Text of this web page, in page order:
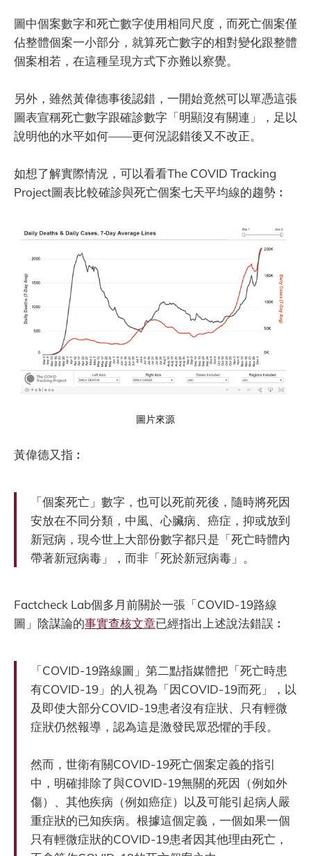
圖中個案數字和死亡數字使用相同尺度，而死亡個案僅
佔整體個案一小部分，就算死亡數字的相對變化跟整體
個案相若，在這種呈現方式下亦難以察覺。
另外，雖然黃偉德事後認錯，一開始竟然可以單憑這張
圖表宣稱死亡數字跟確診數字「明顯沒有關連」，足以
說明他的水平如何——更何況認錯後又不改正。
如想了解實際情況，可以看看The COVID Tracking
Project圖表比較確診與死亡個案七天平均線的趨勢︰
圖片來源
黃偉德又指︰
「個案死亡」數字，也可以死前死後，隨時將死因
安放在不同分類，中風、心臟病、癌症，抑或放到
新冠病，現今世上大部份數字都只是「死亡時體內
帶著新冠病毒」，而非「死於新冠病毒」。
Factcheck Lab個多月前關於一張「COVID-19路線
圖」陰謀論的事實查核文章已經指出上述說法錯誤︰
「COVID-19路線圖」第二點指媒體把「死亡時患
有COVID-19」的人視為「因COVID-19而死」，以
及即使大部分COVID-19患者沒有症狀、只有輕微
症狀仍然報導，認為這是激發民眾恐懼的手段。
然而，世衛有關COVID-19死亡個案定義的指引
中，明確排除了與COVID-19無關的死因（例如外
傷）、其他疾病（例如癌症）以及可能引起病人嚴
重症狀的已知疾病。根據這個定義，一個如果一個
只有輕微症狀的COVID-19患者因其他理由死亡，